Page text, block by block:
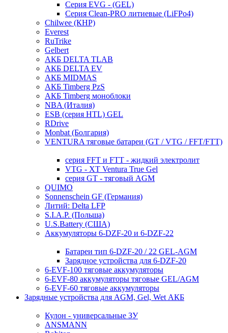
Серия EVG - (GEL)
Серия Clean-PRO литиевые (LiFPo4)
Chilwee (КНР)
Everest
RuTrike
Gelbert
АКБ DELTA TLAB
АКБ DELTA EV
АКБ MIDMAS
АКБ Timberg PzS
АКБ Timberg моноблоки
NBA (Италия)
ESB (серия HTL) GEL
RDrive
Monbat (Болгария)
VENTURA тяговые батареи (GT / VTG / FFT/FTT)
серия FFT и FTT - жидкий электролит
VTG - XT Ventura True Gel
серия GT - тяговый AGM
QUIMO
Sonnenschein GF (Германия)
Литий: Delta LFP
S.I.A.P. (Польша)
U.S.Battery (США)
Аккумуляторы 6-DZF-20 и 6-DZF-22
Батареи тип 6-DZF-20 / 22 GEL-AGM
Зарядное устройства для 6-DZF-20
6-EVF-100 тяговые аккумуляторы
6-EVF-80 аккумуляторы тяговые GEL/AGM
6-EVF-60 тяговые аккумуляторы
Зарядные устройства для AGM, Gel, Wet АКБ
Кулон - универсальные ЗУ
ANSMANN